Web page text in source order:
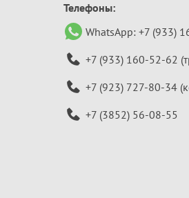
Телефоны:
WhatsApp: +7 (933)
+7 (933) 160-52-62
+7 (923) 727-80-34
+7 (3852) 56-08-55